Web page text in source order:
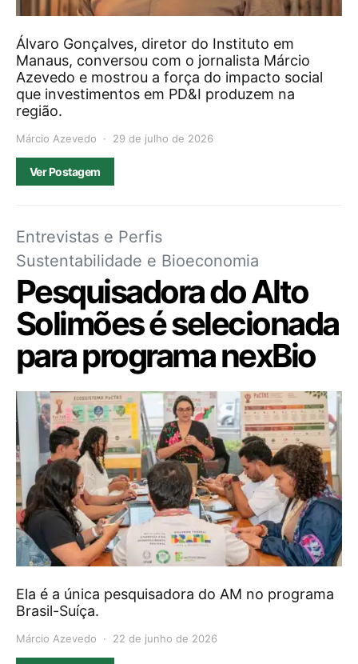
Álvaro Gonçalves, diretor do Instituto em
Manaus, conversou com o jornalista Márcio
Azevedo e mostrou a força do impacto social
que investimentos em PD&I produzem na
região.
Márcio Azevedo 29 de julho de 2026
Ver Postagem
Entrevistas e Perfis
Sustentabilidade e Bioeconomia
Pesquisadora do Alto
Solimões é selecionada
para programa nexBio
Ela é a única pesquisadora do AM no programa
Brasil-Suíça.
Márcio Azevedo 22 de junho de 2026